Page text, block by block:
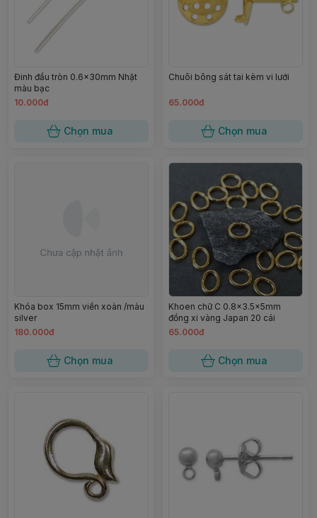
Đinh đầu tròn 0.6x30mm Nhật
màu bạc
10.000đ
Chọn mua
Chuôi bông sát tai kèm vi lưới
65.000đ
Chọn mua
Khóa box 15mm viền xoàn /màu
silver
180.000đ
Chọn mua
Khoen chữ C 0.8×3.5×5mm
đồng xi vàng Japan 20 cái
65.000đ
Chọn mua